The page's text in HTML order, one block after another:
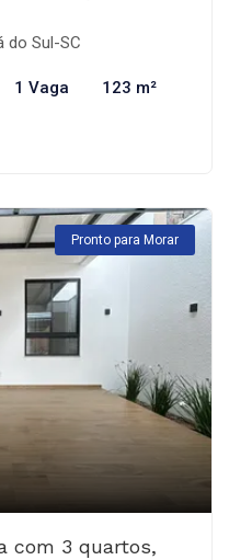
do Sul-SC
1 Vaga 123 m²
Pronto para Morar
com 3 quartos,